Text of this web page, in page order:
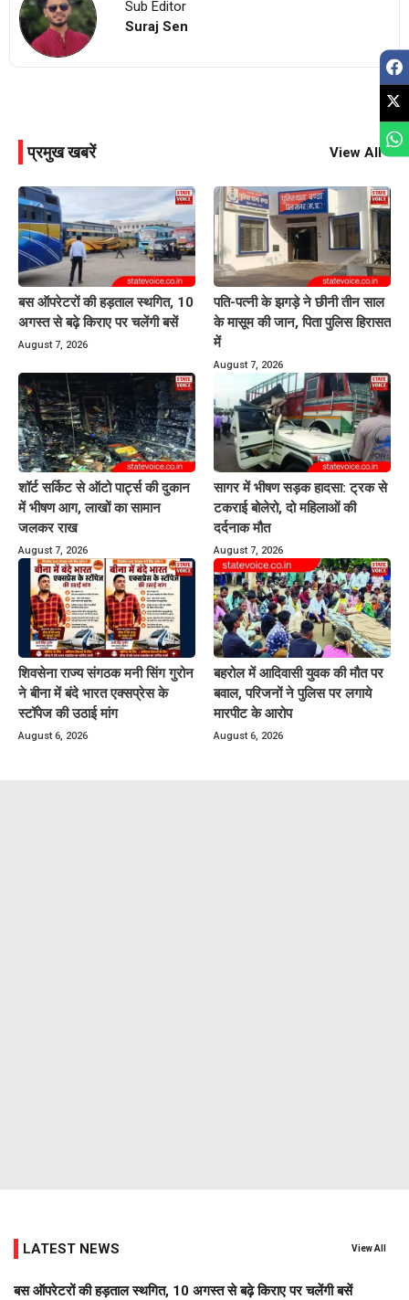
Sub Editor
Suraj Sen
प्रमुख खबरें View All
बस ऑपरेटरों की हड़ताल स्थगित, 10
अगस्त से बढ़े किराए पर चलेंगी बसें
August 7, 2026
पति-पत्नी के झगड़े ने छीनी तीन साल
के मासूम की जान, पिता पुलिस हिरासत
में
August 7, 2026
शॉर्ट सर्किट से ऑटो पार्ट्स की दुकान
में भीषण आग, लाखों का सामान
जलकर राख
August 7, 2026
सागर में भीषण सड़क हादसा: ट्रक से
टकराई बोलेरो, दो महिलाओं की
दर्दनाक मौत
August 7, 2026
शिवसेना राज्य संगठक मनी सिंग गुरोन
ने बीना में बंदे भारत एक्सप्रेस के
स्टॉपेज की उठाई मांग
August 6, 2026
बहरोल में आदिवासी युवक की मौत पर
बवाल, परिजनों ने पुलिस पर लगाये
मारपीट के आरोप
August 6, 2026
LATEST NEWS View All
बस ऑपरेटरों की हड़ताल स्थगित, 10 अगस्त से बढ़े किराए पर चलेंगी बसें